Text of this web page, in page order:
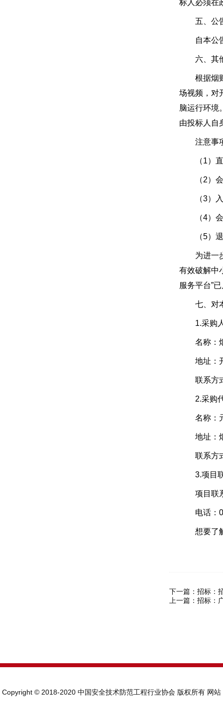
标人必须在
五、公
自本公告
六、其
根据烟财
场视频，对
脑运行环境
由投标人自
注意事
（1）直
（2）会
（3）入
（4）会
（5）退
为进一步
有效破解中
服务平台”
七、对本
1.采购
名称：烟
地址：开
联系方式
2.采购代
名称：元
地址：烟
联系方式
3.项目联
项目联
电话：
想要了解
下一篇： 招标：
上一篇： 招标：
Copyright © 2018-2020 中国安全技术防范工程行业协会 版权所有 网站